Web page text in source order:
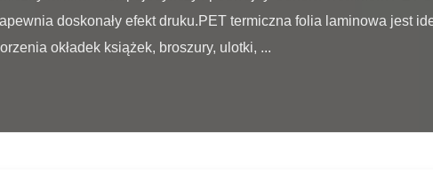
doskonały efekt druku.PET termiczna folia laminowa jest
okładek książek, broszury, ulotki, ...